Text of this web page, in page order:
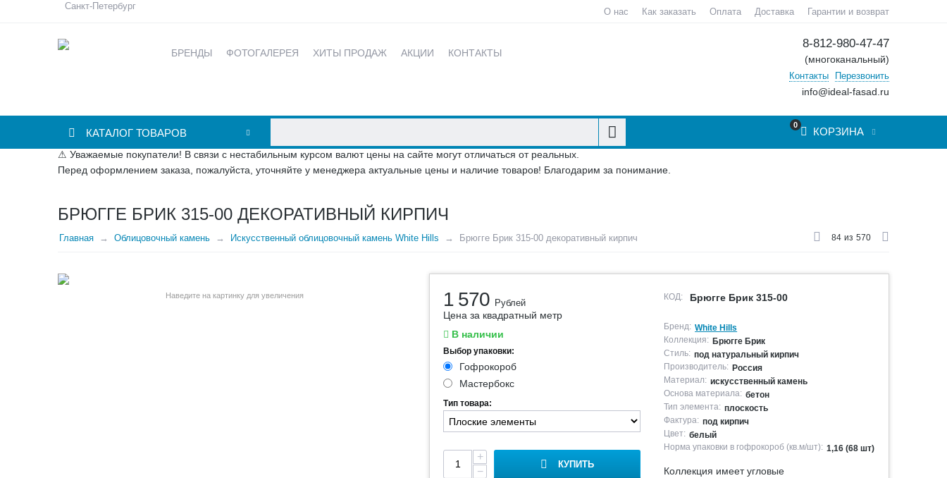
Санкт-Петербург
О нас Как заказать Оплата Доставка Гарантии и возврат
БРЕНДЫ ФОТОГАЛЕРЕЯ ХИТЫ ПРОДАЖ АКЦИИ КОНТАКТЫ
8-812-980-47-47
(многоканальный)
Контакты Перезвонить
info@ideal-fasad.ru
КАТАЛОГ ТОВАРОВ
0
КОРЗИНА
⚠ Уважаемые покупатели! В связи с нестабильным курсом валют цены на сайте могут отличаться от реальных.
Перед оформлением заказа, пожалуйста, уточняйте у менеджера актуальные цены и наличие товаров! Благодарим за понимание.
БРЮГГЕ БРИК 315-00 ДЕКОРАТИВНЫЙ КИРПИЧ
Главная Облицовочный камень Искусственный облицовочный камень White Hills Брюгге Брик 315-00 декоративный кирпич 84 из 570
Наведите на картинку для увеличения 1 570 Рублей
Цена за квадратный метр
В наличии
Выбор упаковки:
Гофрокороб
Мастербокс
Тип товара:
+
−
КУПИТЬ
КОД: Брюгге Брик 315-00
Бренд: White Hills
Коллекция: Брюгге Брик
Стиль: под натуральный кирпич
Производитель: Россия
Материал: искусственный камень
Основа материала: бетон
Тип элемента: плоскость
Фактура: под кирпич
Цвет: белый
Норма упаковки в гофрокороб (кв.м/шт): 1,16 (68 шт)
Коллекция имеет угловые